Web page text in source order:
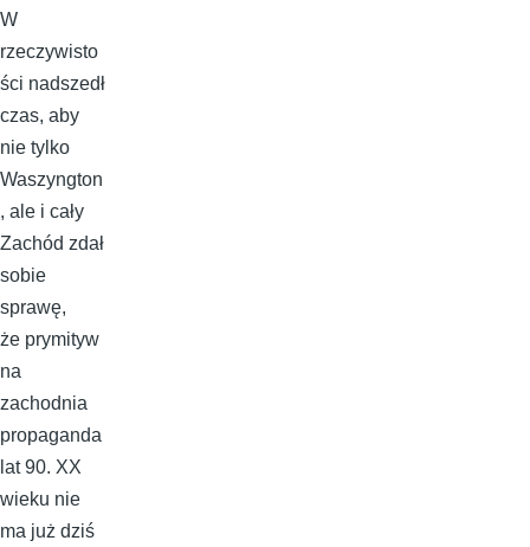
W
rzeczywisto
ści nadszedł
czas, aby
nie tylko
Waszyngton
, ale i cały
Zachód zdał
sobie
sprawę,
że prymityw
na
zachodnia
propaganda
lat 90. XX
wieku nie
ma już dziś